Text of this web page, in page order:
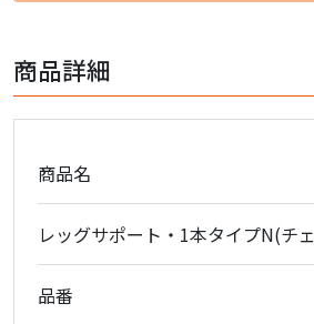
商品詳細
商品名
レッグサポート・1本タイプN(チ
品番